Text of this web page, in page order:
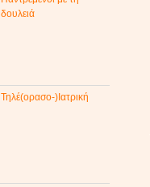
δουλειά
Τηλέ(ορασο-)Ιατρική